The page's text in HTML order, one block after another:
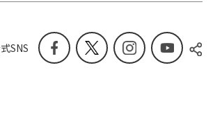
SNS